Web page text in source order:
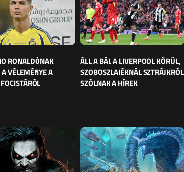
RONALDÓNAK
VÉLEMÉNYE A
ÁLL A BÁL A LIVERPOOL KÖRÜL,
SZOBOSZLAIÉKNÁL SZTRÁJKRÓL
SZÓLNAK A HÍREK